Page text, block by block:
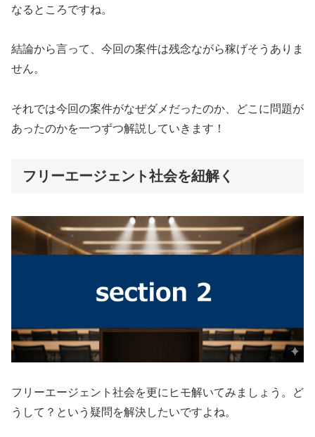
なるところですね。
結論から言って、 今回の案件は残念ながら稼げそうありま
せん。
それでは今回の案件がなぜダメだったのか、どこに問題が
あったのかを一つずつ解説していきます！
フリーエージェント社会を紐解く
フリーエージェント社会を更にヒモ解いてみましょう。ど
うして？という疑問を解決したいですよね。